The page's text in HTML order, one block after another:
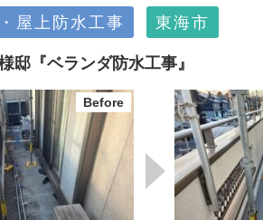
屋上防水工事 東海市
『ベランダ防水工事』